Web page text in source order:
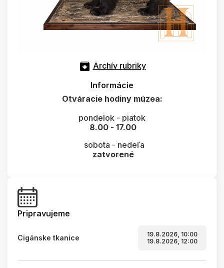
Archív rubriky
Informácie
Otváracie hodiny múzea:
pondelok - piatok
8.00 - 17.00
sobota - nedeľa
zatvorené
Pripravujeme
Cigánske tkanice
19.8.2026, 10:00
19.8.2026, 12:00